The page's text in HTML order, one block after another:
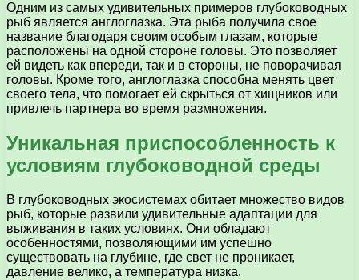
Одним из самых удивительных примеров глубоководных
рыб является англоглазка. Эта рыба получила свое
название благодаря своим особым глазам, которые
расположены на одной стороне головы. Это позволяет
ей видеть как впереди, так и в стороны, не поворачивая
головы. Кроме того, англоглазка способна менять цвет
своего тела, что помогает ей скрыться от хищников или
привлечь партнера во время размножения.
Уникальная приспособленность к
условиям глубоководной среды
В глубоководных экосистемах обитает множество видов
рыб, которые развили удивительные адаптации для
выживания в таких условиях. Они обладают
особенностями, позволяющими им успешно
существовать на глубине, где свет не проникает,
давление велико, а температура низка.